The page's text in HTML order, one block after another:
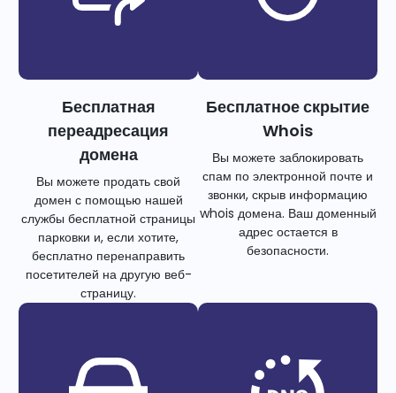
Бесплатная
переадресация
домена
Вы можете продать свой
домен с помощью нашей
службы бесплатной страницы
парковки и, если хотите,
бесплатно перенаправить
посетителей на другую веб-
страницу.
Бесплатное скрытие
Whois
Вы можете заблокировать
спам по электронной почте и
звонки, скрыв информацию
whois домена. Ваш доменный
адрес остается в
безопасности.